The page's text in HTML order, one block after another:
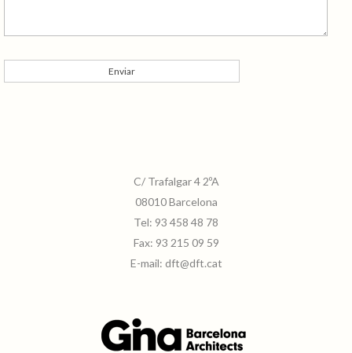
C/ Trafalgar 4 2ºA
08010 Barcelona
Tel: 93 458 48 78
Fax: 93 215 09 59
E-mail: dft@dft.cat